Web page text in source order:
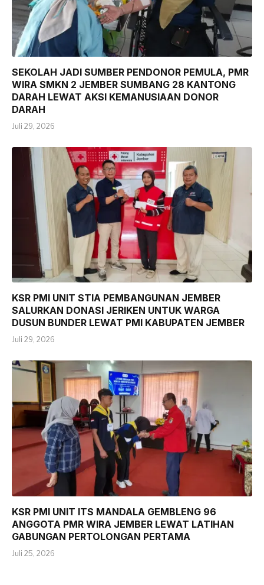
SEKOLAH JADI SUMBER PENDONOR PEMULA, PMR
WIRA SMKN 2 JEMBER SUMBANG 28 KANTONG
DARAH LEWAT AKSI KEMANUSIAAN DONOR
DARAH
Juli 29, 2026
KSR PMI UNIT STIA PEMBANGUNAN JEMBER
SALURKAN DONASI JERIKEN UNTUK WARGA
DUSUN BUNDER LEWAT PMI KABUPATEN JEMBER
Juli 29, 2026
KSR PMI UNIT ITS MANDALA GEMBLENG 96
ANGGOTA PMR WIRA JEMBER LEWAT LATIHAN
GABUNGAN PERTOLONGAN PERTAMA
Juli 25, 2026